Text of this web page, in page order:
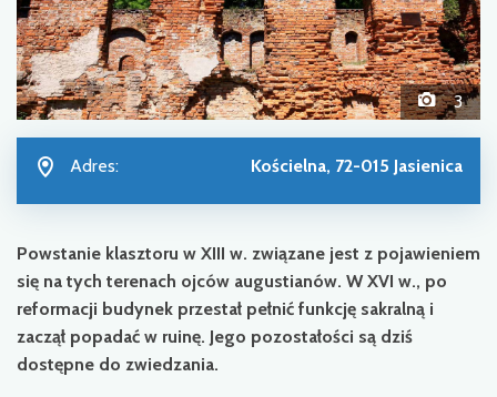
3
Adres: Kościelna, 72-015 Jasienica
Powstanie klasztoru w XIII w. związane jest z pojawieniem
się na tych terenach ojców augustianów. W XVI w., po
reformacji budynek przestał pełnić funkcję sakralną i
zaczął popadać w ruinę. Jego pozostałości są dziś
dostępne do zwiedzania.